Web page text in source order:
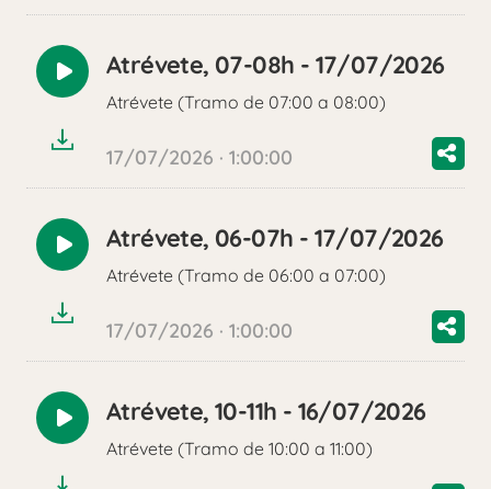
Reproducir
audio
Atrévete, 07-08h - 17/07/2026
Atrévete (Tramo de 07:00 a 08:00)
17/07/2026 · 1:00:00
Reproducir
audio
Atrévete, 06-07h - 17/07/2026
Atrévete (Tramo de 06:00 a 07:00)
17/07/2026 · 1:00:00
Reproducir
audio
Atrévete, 10-11h - 16/07/2026
Atrévete (Tramo de 10:00 a 11:00)